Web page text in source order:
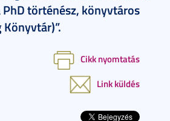
PhD történész, könyvtáros
Cikk nyomtatás
Link küldés